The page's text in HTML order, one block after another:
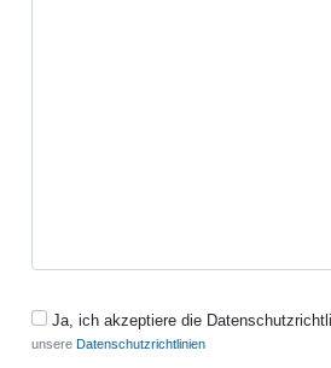
Ja, ich akzeptiere die
unsere Datenschutzrichtlinien